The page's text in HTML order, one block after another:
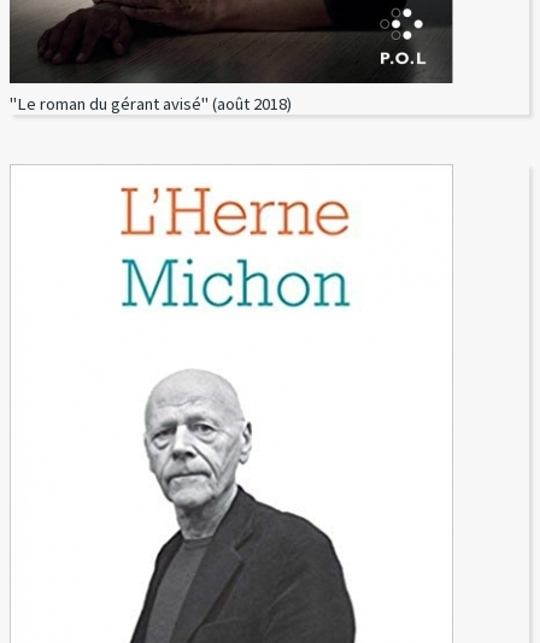
"Le roman du gérant avisé" (août 2018)